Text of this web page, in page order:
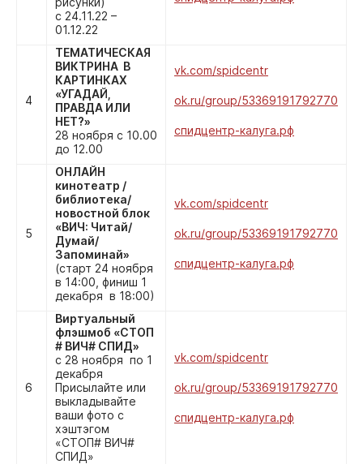
с 24.11.22 –
01.12.22
4
ТЕМАТИЧЕСКАЯ
ВИКТРИНА В
КАРТИНКАХ
«УГАДАЙ,
ПРАВДА ИЛИ
НЕТ?»
28 ноября с 10.00
до 12.00
vk.com/spidcentr
ok.ru/group/53369191792770
спидцентр-калуга.рф
5
ОНЛАЙН
кинотеатр /
библиотека/
новостной блок
«ВИЧ: Читай/
Думай/
Запоминай»
(старт 24 ноября
в 14:00, финиш 1
декабря в 18:00)
vk.com/spidcentr
ok.ru/group/53369191792770
спидцентр-калуга.рф
6
Виртуальный
флэшмоб «СТОП
# ВИЧ# СПИД»
с 28 ноября по 1
декабря
Присылайте или
выкладывайте
ваши фото с
хэштэгом
«СТОП# ВИЧ#
СПИД»
vk.com/spidcentr
ok.ru/group/53369191792770
спидцентр-калуга.рф